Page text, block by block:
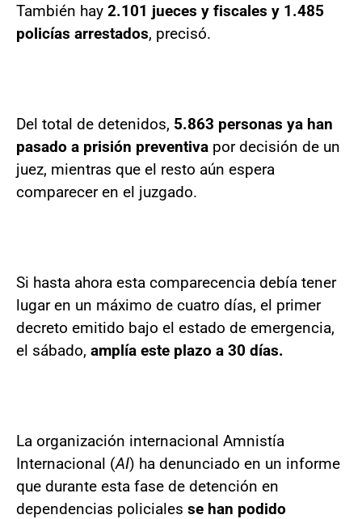
También hay 2.101 jueces y fiscales y 1.485
policías arrestados, precisó.
Del total de detenidos, 5.863 personas ya han
pasado a prisión preventiva por decisión de un
juez, mientras que el resto aún espera
comparecer en el juzgado.
Si hasta ahora esta comparecencia debía tener
lugar en un máximo de cuatro días, el primer
decreto emitido bajo el estado de emergencia,
el sábado, amplía este plazo a 30 días.
La organización internacional Amnistía
Internacional (AI) ha denunciado en un informe
que durante esta fase de detención en
dependencias policiales se han podido